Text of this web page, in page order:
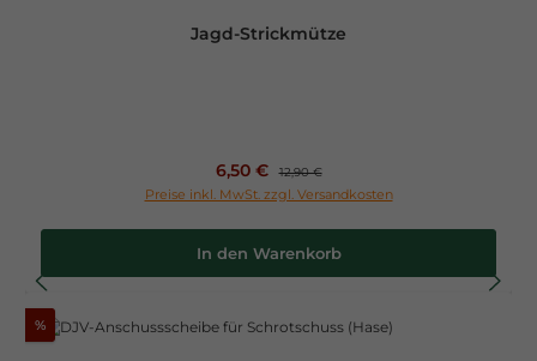
Jagd-Strickmütze
Verkaufspreis:
6,50 € Regulärer Preis:
12,90 €
Preise inkl. MwSt. zzgl. Versandkosten
In den Warenkorb
%